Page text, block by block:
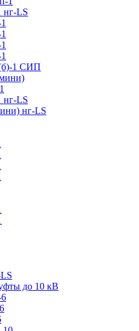
LS
1 СИП
LS
нг-LS
до 10 кВ